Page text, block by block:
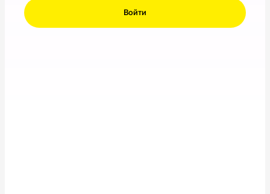
Войти